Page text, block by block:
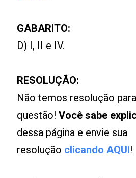
GABARITO:
D) I, II e IV.
RESOLUÇÃO:
Não temos resolução
questão!Você sabe
dessa página e envie sua
resolução clicando AQUI!